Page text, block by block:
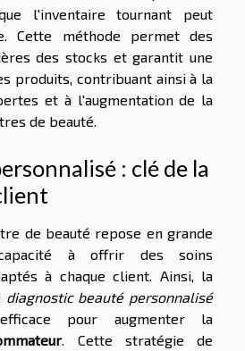
l'inventaire tournant peut
Cette méthode permet des
des stocks et garantit une
produits, contribuant ainsi à la
et à l'augmentation de la
de beauté.
: clé de la
de beauté repose en grande
à offrir des soins
à chaque client. Ainsi, la
diagnostic beauté personnalisé
pour augmenter la
. Cette stratégie de